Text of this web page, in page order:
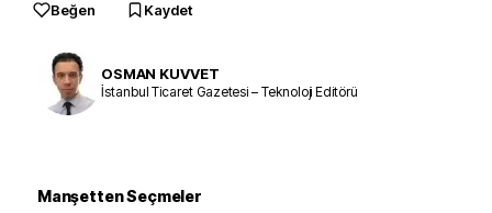
Beğen Kaydet
OSMAN KUVVET
İstanbul Ticaret Gazetesi – Teknoloji Editörü
Manşetten Seçmeler